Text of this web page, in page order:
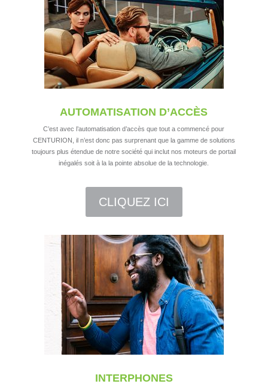
AUTOMATISATION D’ACCÈS
C’est avec l’automatisation d’accès que tout a commencé pour
CENTURION, il n’est donc pas surprenant que la gamme de solutions
toujours plus étendue de notre société qui inclut nos moteurs de portail
inégalés soit à la la pointe absolue de la technologie.
CLIQUEZ ICI
INTERPHONES